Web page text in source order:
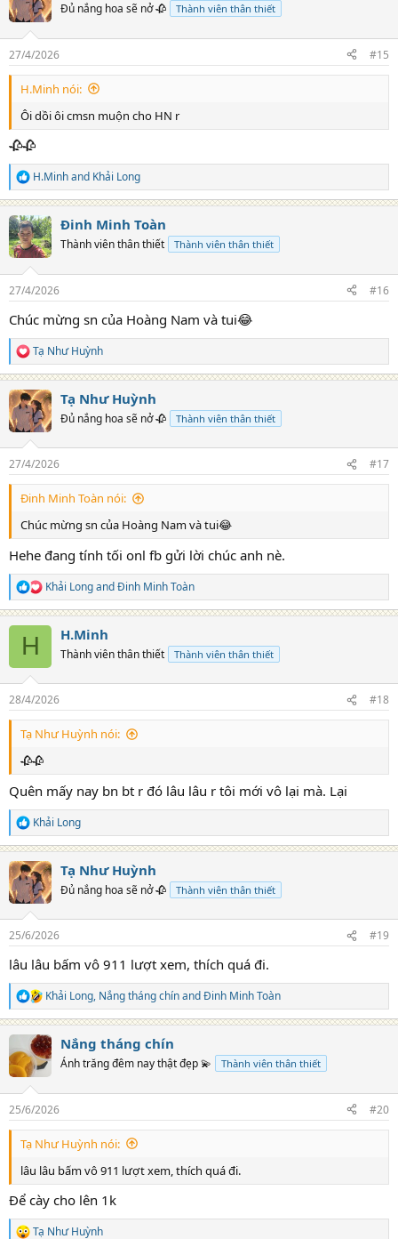
i
s
:
Đủ nắng hoa sẽ nở 🥀 Thành viên thân thiết
27/4/2026 #15
H.Minh nói:
Ôi dồi ôi cmsn muộn cho HN r
🥀🥀
R
e
c
t
i
s
H.Minhand Khải Long
Đinh Minh Toàn
Thành viên thân thiết Thành viên thân thiết
27/4/2026 #16
Chúc mừng sn của Hoàng Nam và tui😂
R
e
a
c
t
i
s
:
Tạ Như Huỳnh
Tạ Như Huỳnh
Đủ nắng hoa sẽ nở 🥀 Thành viên thân thiết
27/4/2026 #17
Đinh Minh Toàn nói:
Chúc mừng sn của Hoàng Nam và tui😂
Hehe đang tính tối onl fb gửi lời chúc anh nè.
R
e
a
s
:
Khải LongandĐinh Minh Toàn
H H.Minh
Thành viên thân thiết Thành viên thân thiết
28/4/2026 #18
Tạ Như Huỳnh nói:
🥀🥀
Quên mấy nay bn bt r đó lâu lâu r tôi mới vô lại mà. Lại
R
e
a
c
t
i
s
:
Khải Long
Tạ Như Huỳnh
Đủ nắng hoa sẽ nở 🥀 Thành viên thân thiết
25/6/2026 #19
lâu lâu bấm vô 911 lượt xem, thích quá đi.
R
e
t
i
s
:
Khải Long, Nắng tháng chínandĐinh Minh Toàn
Nắng tháng chín
Ánh trăng đêm nay thật đẹp 💫 Thành viên thân thiết
25/6/2026 #20
Tạ Như Huỳnh nói:
lâu lâu bấm vô 911 lượt xem, thích quá đi.
Để cày cho lên 1k
Tạ Như Huỳnh